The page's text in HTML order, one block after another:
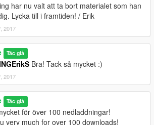
har nu valt att ta bort materialet som han
Lycka till i framtiden! / Erik
2017
Tác giả
Bra! Tack så mycket :)
2017
Tác giả
för över 100 nedladdningar!
very much for over 100 downloads!